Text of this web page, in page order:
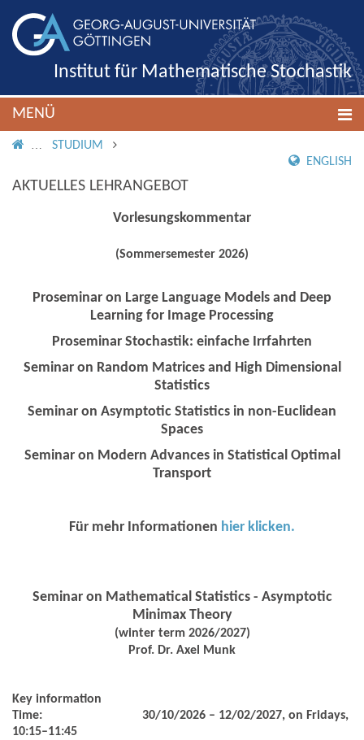
Institut für Mathematische Stochastik
MENÜ
IMS ROOT
STUDIUM
ENGLISH
AKTUELLES LEHRANGEBOT
Vorlesungskommentar
(Sommersemester 2026)
Proseminar on Large Language Models and Deep
Learning for Image Processing
Proseminar Stochastik: einfache Irrfahrten
Seminar on Random Matrices and High Dimensional
Statistics
Seminar on Asymptotic Statistics in non-Euclidean
Spaces
Seminar on Modern Advances in Statistical Optimal
Transport
Für mehr Informationen hier klicken.
Seminar on Mathematical Statistics - Asymptotic
Minimax Theory
(winter term 2026/2027)
Prof. Dr. Axel Munk
Key information
Time:
30/10/2026 – 12/02/2027, on Fridays,
10:15–11:45